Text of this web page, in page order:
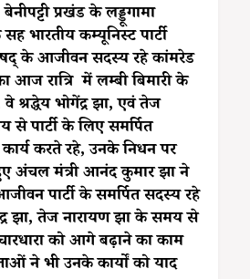
प्रखंड के लड्डूगामा
भारतीय कम्यूनिस्ट पार्टी
के आजीवन सदस्य रहे कांमरेड
रात्रि में लम्बी बिमारी के
श्रद्धेय भोगेंद्र झा, एवं तेज
पार्टी के लिए समर्पित
करते रहे, उनके निधन पर
अंचल मंत्री आनंद कुमार झा ने
पार्टी के समर्पित सदस्य रहे
झा, तेज नारायण झा के समय से
को आगे बढ़ाने का काम
ने भी उनके कार्यों को याद